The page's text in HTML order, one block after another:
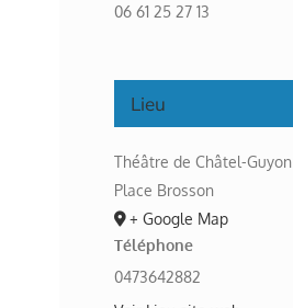
06 61 25 27 13
Lieu
Théâtre de Châtel-Guyon
Place Brosson
+ Google Map
Téléphone
0473642882